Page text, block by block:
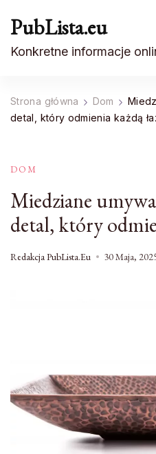
PubLista.eu
Konkretne informacje
Strona główna Dom
detal, który odmienia każdą
DOM
Miedziane
detal, który
Redakcja PubLista.eu 30 Maja,